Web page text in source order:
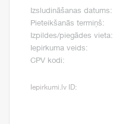
Izsludināšanas datums:
Pieteikšanās termiņš:
Izpildes/piegādes vieta:
Iepirkuma veids:
CPV kodi:
Iepirkumi.lv ID: